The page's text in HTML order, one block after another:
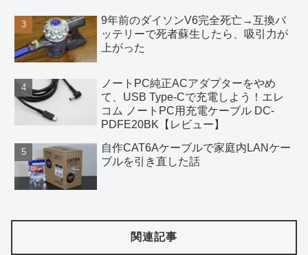
9年前のダイソンV6完全死亡→互換バ
ッテリーで死者蘇生したら、吸引力が
上がった
ノートPC純正ACアダプターをやめ
て、USB Type-Cで充電しよう！エレ
コム ノートPC用充電ケーブル DC-
PDFE20BK【レビュー】
自作CAT6Aケーブルで家庭内LANケー
ブルを引き直した話
関連記事